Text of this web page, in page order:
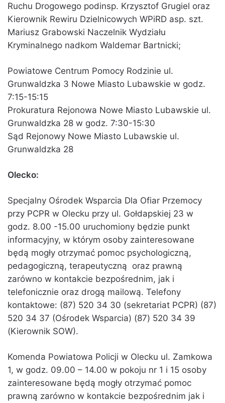
Ruchu Drogowego podinsp. Krzysztof Grugiel oraz
Kierownik Rewiru Dzielnicowych WPiRD asp. szt.
Mariusz Grabowski Naczelnik Wydziału
Kryminalnego nadkom Waldemar Bartnicki;
Powiatowe Centrum Pomocy Rodzinie ul.
Grunwaldzka 3 Nowe Miasto Lubawskie w godz.
7:15-15:15
Prokuratura Rejonowa Nowe Miasto Lubawskie ul.
Grunwaldzka 28 w godz. 7:30-15:30
Sąd Rejonowy Nowe Miasto Lubawskie ul.
Grunwaldzka 28
Olecko:
Specjalny Ośrodek Wsparcia Dla Ofiar Przemocy
przy PCPR w Olecku przy ul. Gołdapskiej 23 w
godz. 8.00 -15.00 uruchomiony będzie punkt
informacyjny, w którym osoby zainteresowane
będą mogły otrzymać pomoc psychologiczną,
pedagogiczną, terapeutyczną oraz prawną
zarówno w kontakcie bezpośrednim, jak i
telefonicznie oraz drogą mailową. Telefony
kontaktowe: (87) 520 34 30 (sekretariat PCPR) (87)
520 34 37 (Ośrodek Wsparcia) (87) 520 34 39
(Kierownik SOW).
Komenda Powiatowa Policji w Olecku ul. Zamkowa
1, w godz. 09.00 – 14.00 w pokoju nr 1 i 15 osoby
zainteresowane będą mogły otrzymać pomoc
prawną zarówno w kontakcie bezpośrednim jak i